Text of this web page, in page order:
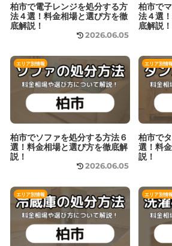
柏市で電子レンジを処分する方
法４選！料金相場と選び方を徹
底解説！
2026.06.05
柏市で
法４選
底解説！
エリア別情報
柏市でソファを処分する方法６
選！料金相場と選び方を徹底解
説！
2026.06.05
エリア別情
柏市で
選！料
説！
エリア別情報 エリア別情